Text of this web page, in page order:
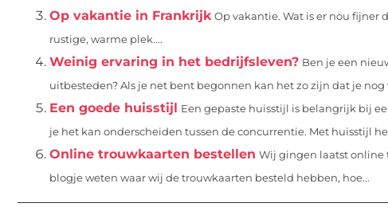
Op vakantie in Frankrijk Op vakantie. Wat is er nou fijner
rustige, warme plek....
Weinig ervaring in het bedrijfsleven? Ben je een
uitbesteden? Als je net bent begonnen kan het zo zijn dat je nog
Een goede huisstijl Een gepaste huisstijl is belangrijk bij
je het kan onderscheiden tussen de concurrentie. Met huisstijl
Online trouwkaarten bestellen Wij gingen laatst online
blogje weten waar wij de trouwkaarten besteld hebben, hoe...